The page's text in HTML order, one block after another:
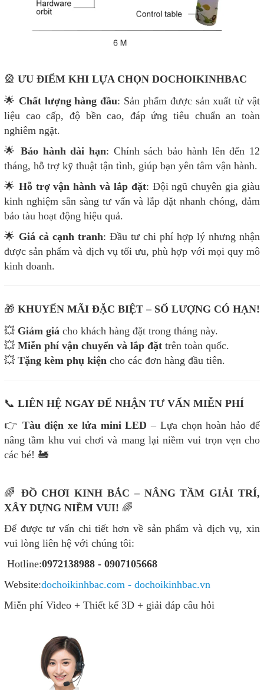
🎡 ƯU ĐIỂM KHI LỰA CHỌN DOCHOIKINHBAC
🌟 Chất lượng hàng đầu: Sản phẩm được sản xuất từ vật
liệu cao cấp, độ bền cao, đáp ứng tiêu chuẩn an toàn
nghiêm ngặt.
🌟Bảo hành dài hạn: Chính sách bảo hành lên đến 12
tháng, hỗ trợ kỹ thuật tận tình, giúp bạn yên tâm vận hành.
🌟 Hỗ trợ vận hành và lắp đặt: Đội ngũ chuyên gia giàu
kinh nghiệm sẵn sàng tư vấn và lắp đặt nhanh chóng, đảm
bảo tàu hoạt động hiệu quả.
🌟 Giá cả cạnh tranh: Đầu tư chi phí hợp lý nhưng nhận
được sản phẩm và dịch vụ tối ưu, phù hợp với mọi quy mô
kinh doanh.
🎁 KHUYẾN MÃI ĐẶC BIỆT – SỐ LƯỢNG CÓ HẠN!
💥 Giảm giá cho khách hàng đặt trong tháng này.
💥 Miễn phí vận chuyển và lắp đặt trên toàn quốc.
💥 Tặng kèm phụ kiện cho các đơn hàng đầu tiên.
📞 LIÊN HỆ NGAY ĐỂ NHẬN TƯ VẤN MIỄN PHÍ
👉 Tàu điện xe lửa mini LED– Lựa chọn hoàn hảo để
nâng tầm khu vui chơi và mang lại niềm vui trọn vẹn cho
các bé! 🚂
🌈 ĐỒ CHƠI KINH BẮC – NÂNG TẦM GIẢI TRÍ,
XÂY DỰNG NIỀM VUI! 🌈
Để được tư vấn chi tiết hơn về sản phẩm và dịch vụ, xin
vui lòng liên hệ với chúng tôi:
Hotline:0972138988 - 0907105668
Website:dochoikinhbac.com - dochoikinhbac.vn
Miễn phí Video + Thiết kế 3D + giải đáp câu hỏi